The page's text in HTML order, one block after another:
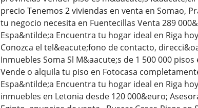
precio Tenemos 2 viviendas en venta en Somao,
tu negocio necesita en Fuentecillas Venta 289
Espa&ntilde;a Encuentra tu hogar ideal en Riga
Conozca el tel&eacute;fono de contacto,
Inmuebles Soma Sl M&aacute;s de 1 500 000
Vende o alquila tu piso en Fotocasa
Espa&ntilde;a Encuentra tu hogar ideal en Riga
inmuebles en Letonia desde 120 000&euro;